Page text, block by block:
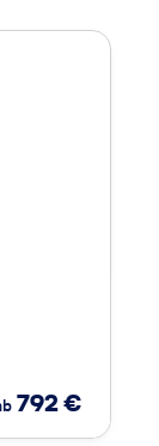
792€